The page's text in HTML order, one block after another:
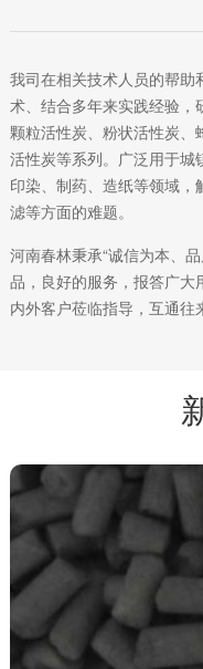
我司在相关技术人员的帮
术、结合多年来实践经验，
颗粒活性炭、粉状活性炭、
活性炭等系列。广泛用于城
印染、制药、造纸等领域
滤等方面的难题。
河南春林秉承“诚信为本、
品，良好的服务，报答广大
内外客户莅临指导，互通往